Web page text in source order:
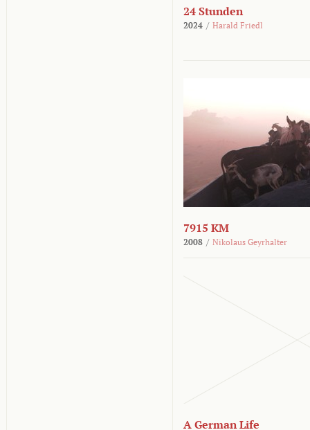
24 Stunden
2024 / Harald Friedl
7915 KM
2008 / Nikolaus Geyrhalter
A German Life